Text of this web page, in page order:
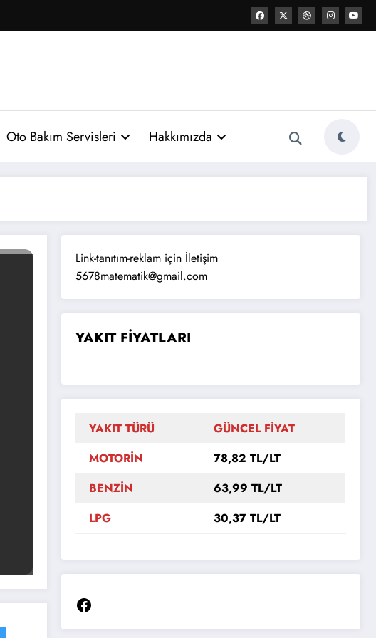
Oto Bakım Servisleri Hakkımızda
Link-tanıtım-reklam için İletişim
5678matematik@gmail.com
YAKIT FİYATLARI
YAKIT TÜRÜ
GÜNCEL FİYAT
MOTORİN
78,82 TL/LT
BENZİN
63,99 TL/LT
LPG
30,37 TL/LT
Facebook